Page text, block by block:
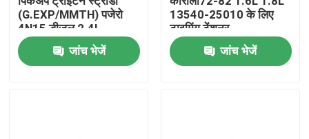
घर
(G.EXP/MMTH) पजेरो
4N15 डीजल 2.4L
6000605100 के लिए
टाइमिंग टेंशनरजांच भेजें
13540-25010 के लिए
टाइमिंग टेंशनर
जांच भेजें